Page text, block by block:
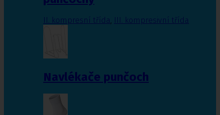
II. kompresní třída III. kompresivní třída
Navlékače punčoch